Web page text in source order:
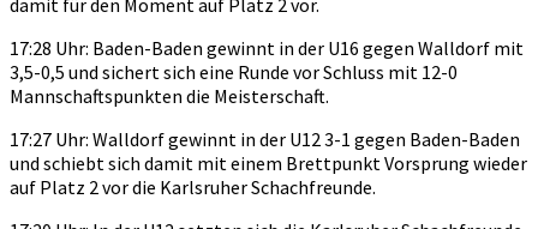
17:28 Uhr: Baden-Baden gewinnt in der U16 gegen Walldorf mit
3,5-0,5 und sichert sich eine Runde vor Schluss mit 12-0
Mannschaftspunkten die Meisterschaft.
17:27 Uhr: Walldorf gewinnt in der U12 3-1 gegen Baden-Baden
und schiebt sich damit mit einem Brettpunkt Vorsprung wieder
auf Platz 2 vor die Karlsruher Schachfreunde.